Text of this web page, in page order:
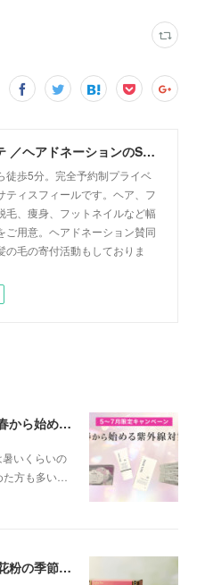
ヘア＆エステ ／ヘアドネーションのSatisfeal
徒歩5分。完全予約制プライベ
ティスフィールです。ヘア、フ
毛、痩身、フットネイルなど幅
ご用意。ヘアドネーション賛同
の毛の寄付活動もしておりま
【5〜7月限定キャンペーン】春から始める紫外線対策
いくらいの
た方も多い…
4/12まで延長【2〜3月限定】花粉の季節に、インナーケアセットキャンペーン